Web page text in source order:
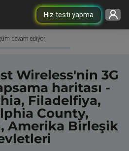
Hız testi yapma
devam ediyor
Wireless'nin 3G
haritası -
Filadelfiya,
County,
Amerika Birleşik